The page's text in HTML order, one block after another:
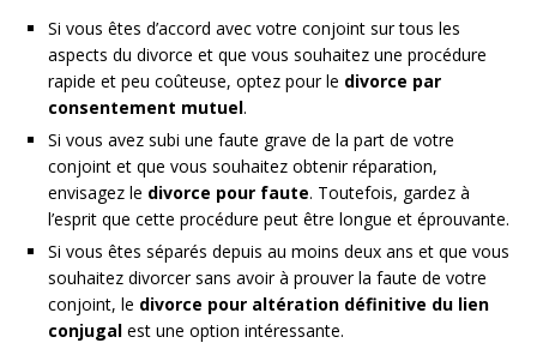
Si vous êtes d’accord avec votre conjoint sur tous les
aspects du divorce et que vous souhaitez une procédure
rapide et peu coûteuse, optez pour le divorce par
consentement mutuel.
Si vous avez subi une faute grave de la part de votre
conjoint et que vous souhaitez obtenir réparation,
envisagez le divorce pour faute. Toutefois, gardez à
l’esprit que cette procédure peut être longue et éprouvante.
Si vous êtes séparés depuis au moins deux ans et que vous
souhaitez divorcer sans avoir à prouver la faute de votre
conjoint, le divorce pour altération définitive du lien
conjugal est une option intéressante.